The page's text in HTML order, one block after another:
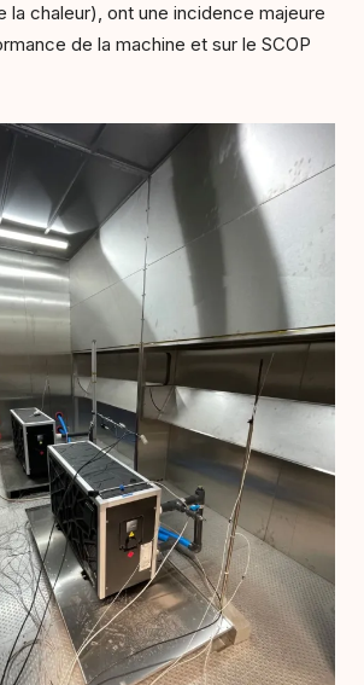
la chaleur), ont une incidence majeure
de la machine et sur le SCOP